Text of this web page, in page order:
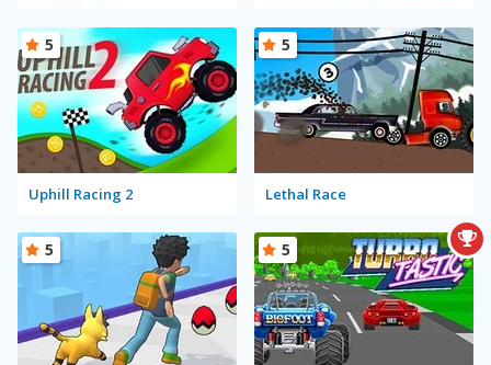
Uphill Racing 2
5
Lethal Race
5
5 5